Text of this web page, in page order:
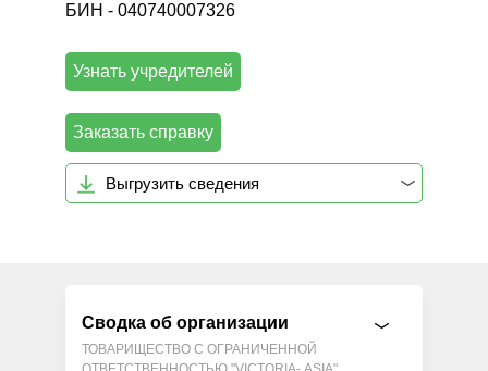
БИН - 040740007326
Узнать учредителей
Заказать справку
Выгрузить сведения
Сводка об организации
ТОВАРИЩЕСТВО С ОГРАНИЧЕННОЙ